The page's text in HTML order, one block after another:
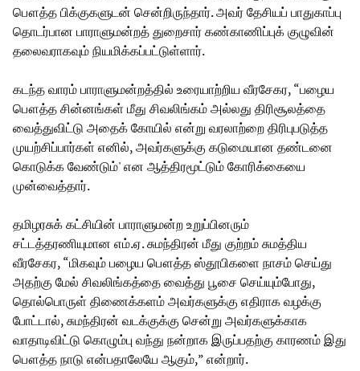
பௌத்த பிக்குகளுடன் சென்றிருந்தார். அவர் தேசியப் பாதுகாப்பு
தொடர்பான பாராளுமன்றத் துறைசார் கண்காணிப்புக் குழுவின்
தலைவராகவும் நியமிக்கப்பட்டுள்ளார்.
கடந்த வாரம் பாராளுமன்றத்தில் உரையாற்றிய வீரசேகர, “பழைய
பௌத்த சின்னங்கள் மீது சிவலிங்கம் அல்லது திரிசூலத்தை
வைத்துவிட்டு அதைக் கோயில் என்று வரலாற்றை திரிபுபடுத்த
முயற்சிப்பார்கள் எனில், அவர்களுக்கு கடுமையான தண்டனை
கொடுக்க வேண்டும்' என ஆத்திரமூட்டும் கோரிக்கையை
முன்வைத்தார்.
தமிழரசுக் கட்சியின் பாராளுமன்ற உறுப்பினரும்
சட்டத்தரணியுமான எம்.ஏ. சுமந்திரன் மீது குற்றம் சுமத்திய
வீரசேகர, “மிகவும் பழைய பௌத்த ஸ்தூபிகளை நாசம் செய்து
அதற்கு மேல் சிவலிங்கத்தை வைத்து பூசை செய்யும்போது,
தொல்பொருள் திணைக்களம் அவர்களுக்கு எதிராக வழக்கு
போட்டால், சுமந்திரன் வடக்குக்கு சென்று அவர்களுக்காக
வாதாடிவிட்டு கொழும்பு வந்து நன்றாக இருப்பதற்கு காரணம் இது
பௌத்த நாடு என்பதாலேயே ஆகும்,” என்றார்.